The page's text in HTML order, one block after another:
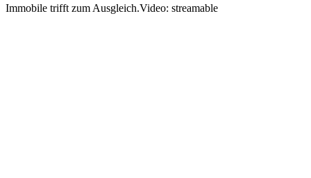
Immobile trifft zum Ausgleich.Video: streamable